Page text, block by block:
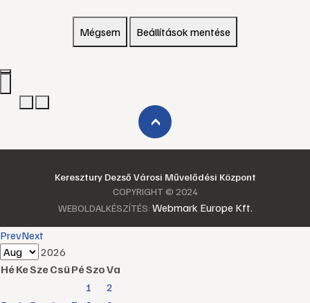
Mégsem Beállítások mentése
›
Keresztury Dezső Városi Művelődési Központ
COPYRIGHT © 2024
WEBOLDALKÉSZÍTÉS: Webmark Europe Kft.
PrevNext
2026
HéKeSzeCsüPéSzoVa
1
2